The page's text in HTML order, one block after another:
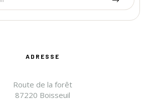
ADRESSE
Route de la forêt
87220 Boisseuil